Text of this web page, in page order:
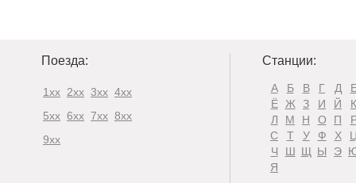
Поезда:
1xx 2xx 3xx 4xx
5xx 6xx 7xx 8xx
9xx
Станции:
А Б В Г Д
Ё
Ж З И Й
К
Л
М Н О П
С
Т У Ф Х
Ч
Ш Щ Ы Э
Я